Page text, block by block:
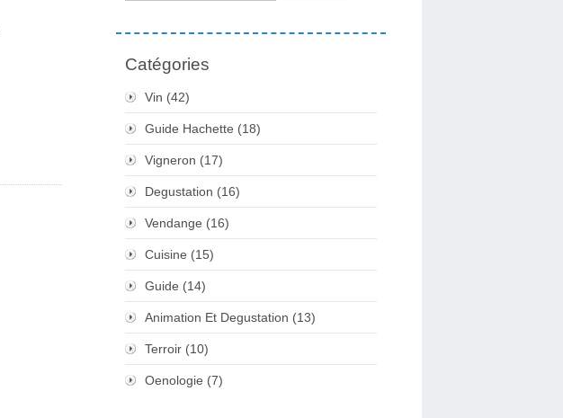
Catégories
Vin (42)
Guide Hachette (18)
Vigneron (17)
Degustation (16)
Vendange (16)
Cuisine (15)
Guide (14)
Animation Et Degustation (13)
Terroir (10)
Oenologie (7)